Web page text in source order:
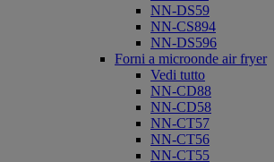
NN-DS59
NN-CS894
NN-DS596
Forni a microonde air fryer
Vedi tutto
NN-CD88
NN-CD58
NN-CT57
NN-CT56
NN-CT55